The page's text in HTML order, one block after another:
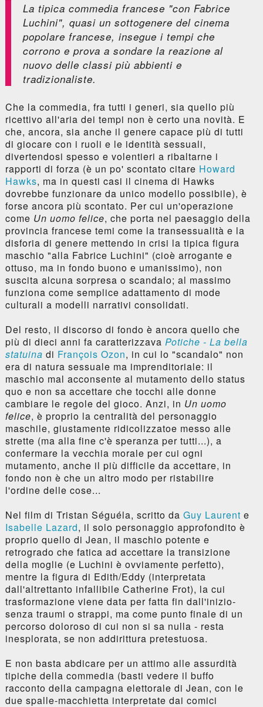
La tipica commedia francese "con Fabrice
Luchini", quasi un sottogenere del cinema
popolare francese, insegue i tempi che
corrono e prova a sondare la reazione al
nuovo delle classi più abbienti e
tradizionaliste.
Che la commedia, fra tutti i generi, sia quello più
ricettivo all'aria dei tempi non è certo una novità. E
che, ancora, sia anche il genere capace più di tutti
di giocare con i ruoli e le identità sessuali,
divertendosi spesso e volentieri a ribaltarne i
rapporti di forza (è un po' scontato citare Howard
Hawks, ma in questi casi il cinema di Hawks
dovrebbe funzionare da unico modello possibile), è
forse ancora più scontato. Per cui un'operazione
come Un uomo felice, che porta nel paesaggio della
provincia francese temi come la transessualità e la
disforia di genere mettendo in crisi la tipica figura
maschio "alla Fabrice Luchini" (cioè arrogante e
ottuso, ma in fondo buono e umanissimo), non
suscita alcuna sorpresa o scandalo; al massimo
funziona come semplice adattamento di mode
culturali a modelli narrativi consolidati.
Del resto, il discorso di fondo è ancora quello che
più di dieci anni fa caratterizzava Potiche - La bella
statuina di François Ozon, in cui lo "scandalo" non
era di natura sessuale ma imprenditoriale: il
maschio mal acconsente al mutamento dello status
quo e non sa accettare che tocchi alle donne
cambiare le regole del gioco. Anzi, in Un uomo
felice, è proprio la centralità del personaggio
maschile, giustamente ridicolizzatoe messo alle
strette (ma alla fine c'è speranza per tutti...), a
confermare la vecchia morale per cui ogni
mutamento, anche il più difficile da accettare, in
fondo non è che un altro modo per ristabilire
l'ordine delle cose...
Nel film di Tristan Séguéla, scritto da Guy Laurent e
Isabelle Lazard, il solo personaggio approfondito è
proprio quello di Jean, il maschio potente e
retrogrado che fatica ad accettare la transizione
della moglie (e Luchini è ovviamente perfetto),
mentre la figura di Edith/Eddy (interpretata
dall'altrettanto infallibile Catherine Frot), la cui
trasformazione viene data per fatta fin dall'inizio-
senza traumi o strappi, ma come punto finale di un
percorso doloroso di cui non si sa nulla - resta
inesplorata, se non addirittura pretestuosa.
E non basta abdicare per un attimo alle assurdità
tipiche della commedia (basti vedere il buffo
racconto della campagna elettorale di Jean, con le
due spalle-macchietta interpretate dai comici